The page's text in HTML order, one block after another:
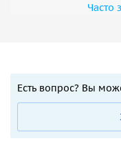
Часто
Есть вопрос? Вы